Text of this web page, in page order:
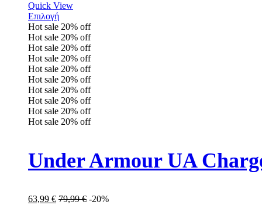
Quick View
Επιλογή
Hot sale 20% off
Hot sale 20% off
Hot sale 20% off
Hot sale 20% off
Hot sale 20% off
Hot sale 20% off
Hot sale 20% off
Hot sale 20% off
Hot sale 20% off
Hot sale 20% off
Under Armour UA
63,99 € 79,99€ -20%